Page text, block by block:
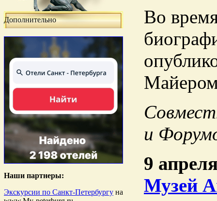
Дополнительно
Наши партнеры:
Экскурсии по Санкт-Петербургу на
Во
Майером
и
9
Музей